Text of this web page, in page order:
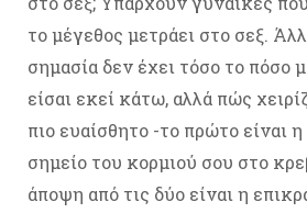
το μέγεθος μετράει στο σεξ.
σημασία δεν έχει τόσο το πόσο
είσαι εκεί κάτω, αλλά πώς
πιο ευαίσθητο -το πρώτο είναι
σημείο του κορμιού σου στο
άποψη από τις δύο είναι η